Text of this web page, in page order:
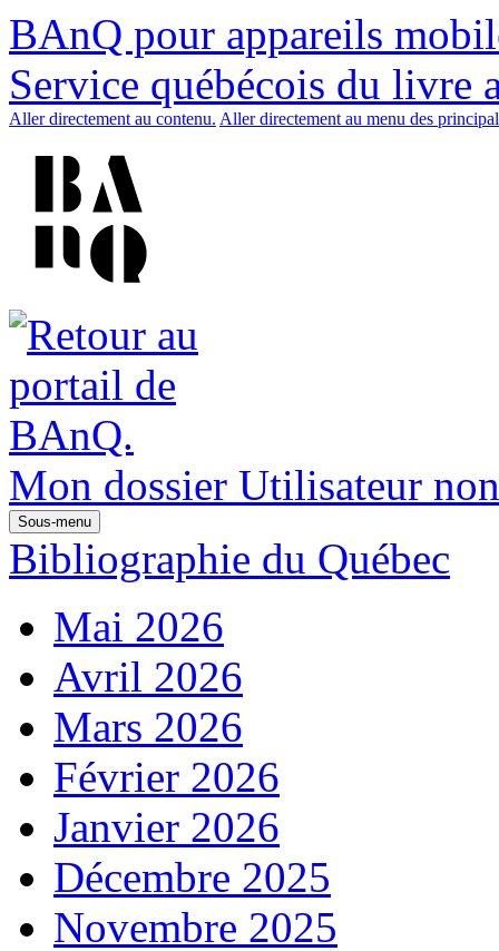
BAnQ pour appareils
Service québécois du livre
Aller directement au contenu. Aller directement au menu des
Mon dossier Utilisateur
Sous-menu
Bibliographie du Québec
Mai 2026
Avril 2026
Mars 2026
Février 2026
Janvier 2026
Décembre 2025
Novembre 2025